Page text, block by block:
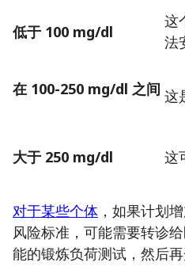
低于 100 mg/dl
这
法
在 100-250 mg/dl 之间 这
大于 250 mg/dl 这
对于某些个体 ，如果计划
风险标准，可能需要转诊
能的锻炼负荷测试，然后再